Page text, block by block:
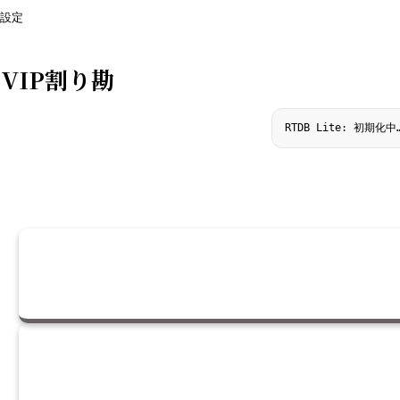
設定
VIP割り勘
RTDB Lite: 初期化中